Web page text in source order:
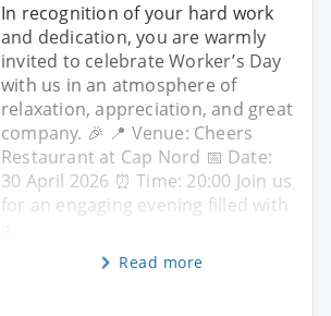
In recognition of your hard work
and dedication, you are warmly
invited to celebrate Worker’s Day
with us in an atmosphere of
relaxation, appreciation, and great
company. 🎉 📍 Venue: Cheers
Restaurant at Cap Nord 📅 Date:
30 April 2026 ⏰ Time: 20:00 Join us
for an engaging evening filled with
Read more